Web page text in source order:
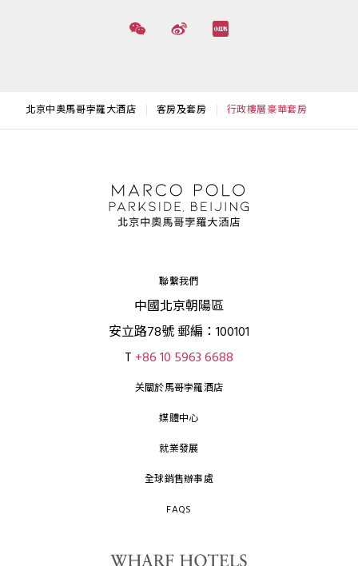
北京中奧馬哥孛羅大酒店 客房及套房 行政樓層豪華套房
聯繫我們
中國北京朝陽區
安立路78號 郵編：100101
T +86 10 5963 6688
关關於馬哥孛羅酒店
媒體中心
就業發展
全球銷售辦事處
FAQS